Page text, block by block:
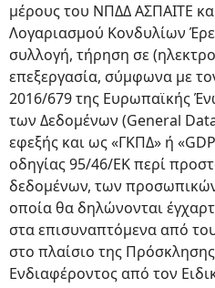
μέρους του ΝΠΔΔ ΑΣΠΑΙΤΕ
Λογαριασμού Κονδυλίων
συλλογή, τήρηση σε
επεξεργασία, σύμφωνα με
2016/679 της Ευρωπαϊκής
των Δεδομένων (General
εφεξής και ως «ΓΚΠΔ» ή
οδηγίας 95/46/ΕΚ περί
δεδομένων, των
οποία θα δηλώνονται
στα επισυναπτόμενα από
στο πλαίσιο της
Ενδιαφέροντος από τον